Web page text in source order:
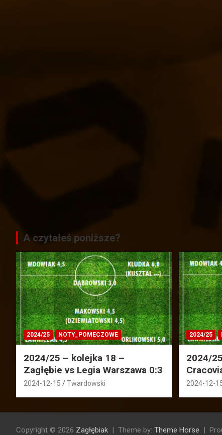
A czytałeś poniższe?
2024/25 NOTY_POMECZOWE
2024/25 – kolejka 18 –
Zagłębie vs Legia Warszawa 0:3
2024-12-15 Twardowski
2024/25
2024/
2024-12-
Copyright © 2026 Zagłębiak Theme by: Theme Horse